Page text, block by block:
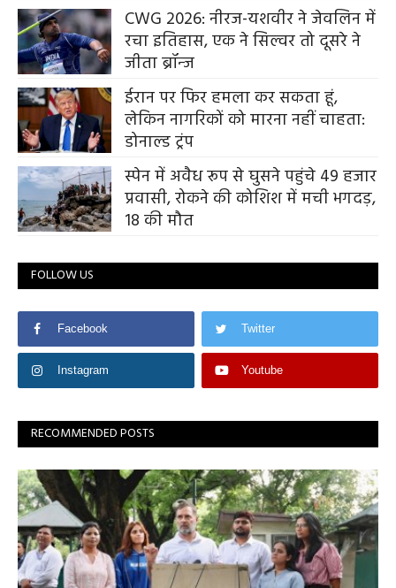
CWG 2026: नीरज-यशवीर ने जेवलिन में
रचा इतिहास, एक ने सिल्वर तो दूसरे ने
जीता ब्रॉन्ज
ईरान पर फिर हमला कर सकता हूं,
लेकिन नागरिकों को मारना नहीं चाहता:
डोनाल्ड ट्रंप
स्पेन में अवैध रूप से घुसने पहुंचे 49 हजार
प्रवासी, रोकने की कोशिश में मची भगदड़,
18 की मौत
FOLLOW US
Facebook Twitter
Instagram Youtube
RECOMMENDED POSTS